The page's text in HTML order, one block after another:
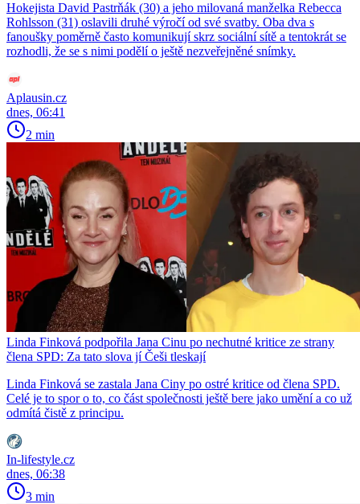
Hokejista David Pastrňák (30) a jeho milovaná manželka Rebecca
Rohlsson (31) oslavili druhé výročí od své svatby. Oba dva s
fanoušky poměrně často komunikují skrz sociální sítě a tentokrát se
rozhodli, že se s nimi podělí o ještě nezveřejněné snímky.
Aplausin.cz
dnes, 06:41
2 min
Linda Finková podpořila Jana Cinu po nechutné kritice ze strany
člena SPD: Za tato slova jí Češi tleskají
Linda Finková se zastala Jana Ciny po ostré kritice od člena SPD.
Celé je to spor o to, co část společnosti ještě bere jako umění a co už
odmítá čistě z principu.
In-lifestyle.cz
dnes, 06:38
3 min